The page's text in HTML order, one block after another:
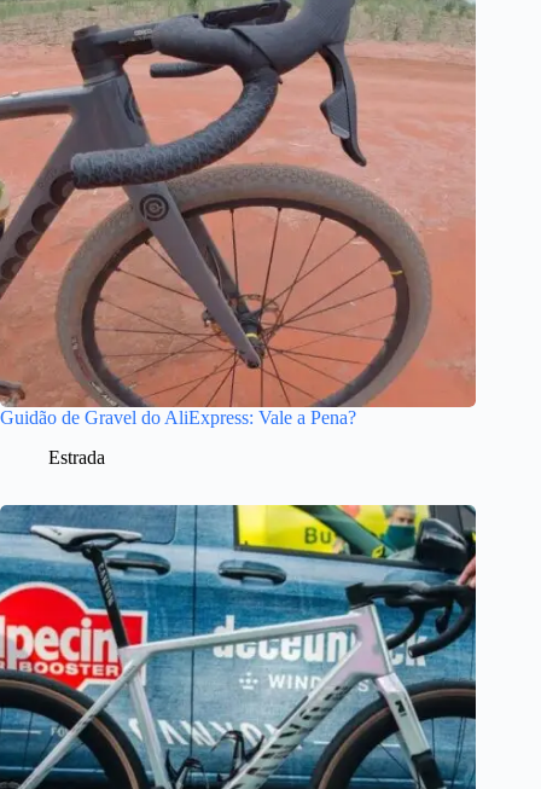
Guidão de Gravel do AliExpress: Vale a Pena?
Estrada